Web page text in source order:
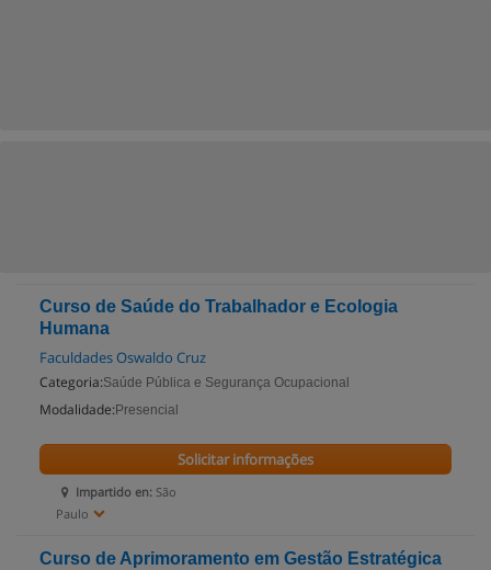
Curso de Saúde do Trabalhador e Ecologia
Humana
Faculdades Oswaldo Cruz
Categoria:Saúde Pública e Segurança Ocupacional
Modalidade: Presencial
Impartido en: São
Paulo
Solicitar informações
Curso de Aprimoramento em Gestão Estratégica